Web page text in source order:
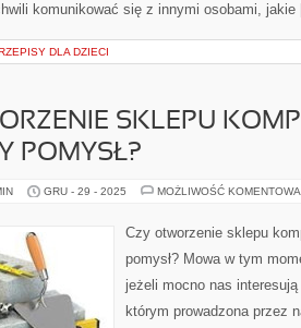
komunikować się z innymi osobami,
DLA DZIECI
SKLEPU
POMYSŁ?
GRU - 29 - 2025 MOŻLIWOŚĆ
Czy otworzenie sklepu
pomysł? Mowa w tym
jeżeli mocno nas
którym prowadzona przez